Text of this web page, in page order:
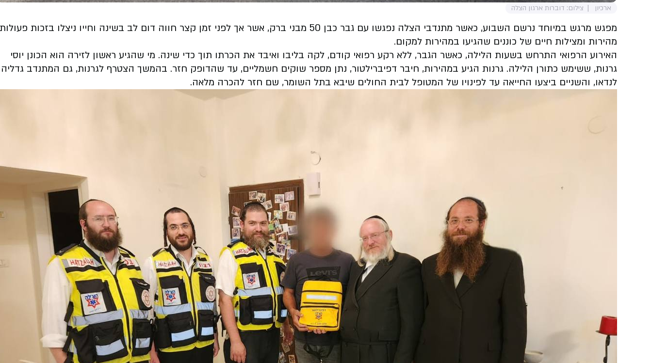
ארכיון צילום: דוברות ארגון הצלה
מפגש מרגש במיוחד נרשם השבוע, כאשר מתנדבי הצלה נפגשו עם גבר כבן 50 מבני ברק, אשר אך לפני זמן קצר חווה דום לב בשינה וחייו ניצלו בזכות פעולות
מהירות ומצילות חיים של כוננים שהגיעו במהירות למקום.
האירוע הרפואי התרחש בשעות הלילה, כאשר הגבר, ללא רקע רפואי קודם, לקה בליבו ואיבד את הכרתו תוך כדי שינה. מי שהגיע ראשון לזירה הוא הכונן יוסי
גרנות, ששימש כתורן הלילה. גרנות הגיע במהירות, חיבר דפיברילטור, נתן מספר שוקים חשמליים, עד שהדופק חזר. בהמשך הצטרף לגרנות, גם המתנדב גדליה
לנדאו, והשניים ביצעו החייאה עד לפינויו של המטופל לבית החולים שיבא בתל השומר, שם חזר להכרה מלאה.